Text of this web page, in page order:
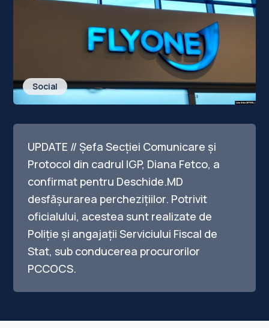
Social
UPDATE // Șefa Secției Comunicare și
Protocol din cadrul IGP, Diana Fetco, a
confirmat pentru Deschide.MD
desfășurarea perchezițiilor. Potrivit
oficialului, acestea sunt realizate de
Poliție și angajații Serviciului Fiscal de
Stat, sub conducerea procurorilor
PCCOCS.